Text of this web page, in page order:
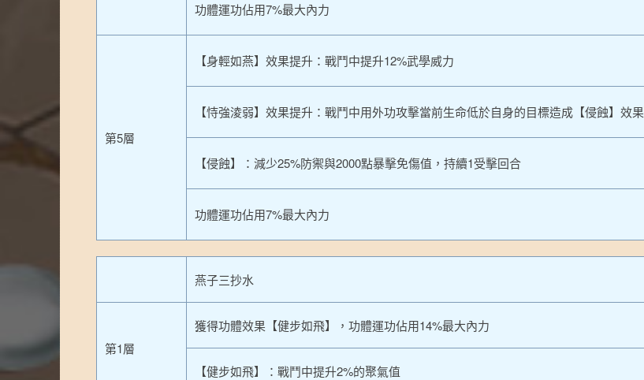
功體運功佔用7%最大內力
第5層
【身輕如燕】效果提升：戰鬥中提升12%武學威力
【恃強淩弱】效果提升：戰鬥中用外功攻擊當前生命低於自身的目標造成【侵蝕】效果
【侵蝕】：減少25%防禦與2000點暴擊免傷值，持續1受擊回合
功體運功佔用7%最大內力
燕子三抄水
第1層
獲得功體效果【健步如飛】，功體運功佔用14%最大內力
【健步如飛】：戰鬥中提升2%的聚氣值